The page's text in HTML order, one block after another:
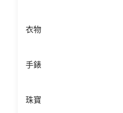
衣物
手錶
珠寶